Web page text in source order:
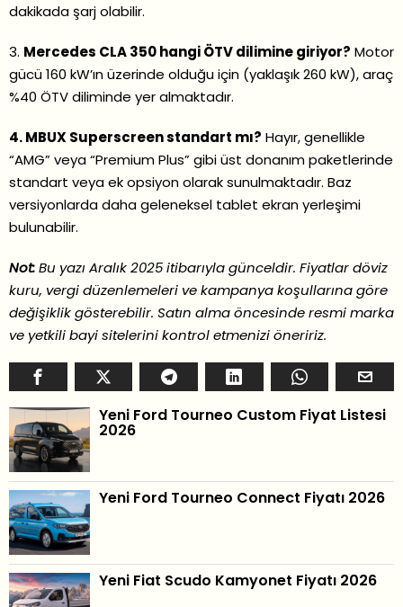
dakikada şarj olabilir.
3. Mercedes CLA 350 hangi ÖTV dilimine giriyor? Motor
gücü 160 kW’ın üzerinde olduğu için (yaklaşık 260 kW), araç
%40 ÖTV diliminde yer almaktadır.
4. MBUX Superscreen standart mı? Hayır, genellikle
“AMG” veya “Premium Plus” gibi üst donanım paketlerinde
standart veya ek opsiyon olarak sunulmaktadır. Baz
versiyonlarda daha geleneksel tablet ekran yerleşimi
bulunabilir.
Not:Bu yazı Aralık 2025 itibarıyla günceldir. Fiyatlar döviz
kuru, vergi düzenlemeleri ve kampanya koşullarına göre
değişiklik gösterebilir. Satın alma öncesinde resmi marka
ve yetkili bayi sitelerini kontrol etmenizi öneririz.
Yeni Ford Tourneo Custom Fiyat Listesi
2026
Yeni Ford Tourneo Connect Fiyatı 2026
Yeni Fiat Scudo Kamyonet Fiyatı 2026